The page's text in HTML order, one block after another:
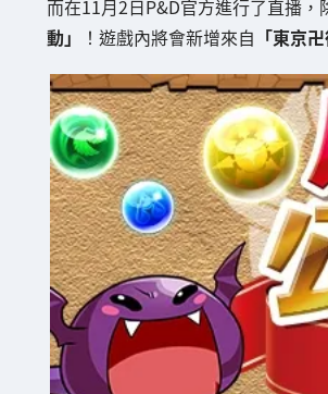
而在11月2日P&D官方進行了直播
動」
！遊戲內將會新增來自 「東京